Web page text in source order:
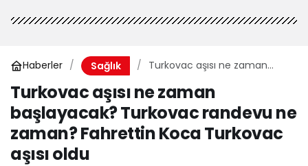
Haberler Sağlık
Turkovac aşısı ne zaman
randevu ne zaman?
Fahrettin Koca Turkovac aşısı
oldu
Turkovac aşısı ne zaman
başlayacak? Turkovac randevu ne
zaman? Fahrettin Koca Turkovac
aşısı oldu